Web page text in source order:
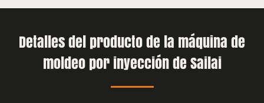
Detalles del producto de la máquina de
moldeo por inyección de Sailai